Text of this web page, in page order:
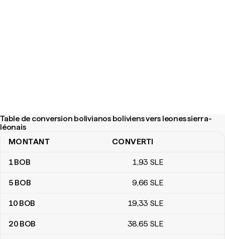
Table de conversion bolivianos boliviens vers leones sierra-
léonais
Table de conversion bolivianos boliviens vers leones sierra-
MONTANT CONVERTI
1BOB 1,93 SLE
5 BOB 9,66 SLE
10 BOB 19,33 SLE
20 BOB 38,65 SLE